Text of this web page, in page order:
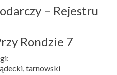
– Rejestru
Rondzie 7
tarnowski